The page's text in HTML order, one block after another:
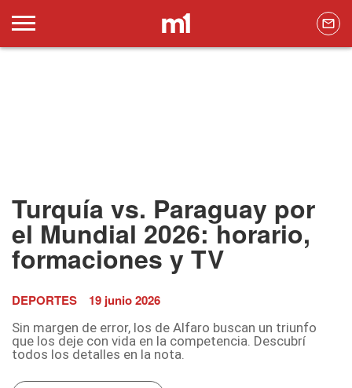
Turquía vs. Paraguay por
el Mundial 2026: horario,
formaciones y TV
DEPORTES 19 junio 2026
Sin margen de error, los de Alfaro buscan un triunfo
que los deje con vida en la competencia. Descubrí
todos los detalles en la nota.